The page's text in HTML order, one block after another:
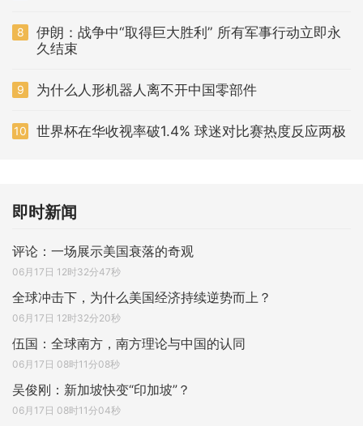
8
伊朗：战争中“取得巨大胜利” 所有军事行动立即永
久结束
9 为什么人形机器人离不开中国零部件
10 世界杯在华收视率破1.4% 球迷对比赛热度反应两极
即时新闻
评论：一场展示美国衰落的奇观
06月17日 12时32分47秒
全球冲击下，为什么美国经济持续逆势而上？
06月17日 12时32分20秒
伍国：全球南方，南方理论与中国的认同
06月17日 08时11分08秒
吴俊刚：新加坡快变“印加坡”？
06月17日 08时11分04秒